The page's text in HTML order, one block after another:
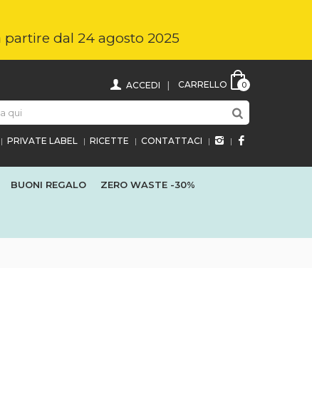
dal 24 agosto 2025
0
CARRELLO
ACCEDI
CONTATTACI
RICETTE
PRIVATE LABEL
BUONI REGALO ZERO WASTE -30%